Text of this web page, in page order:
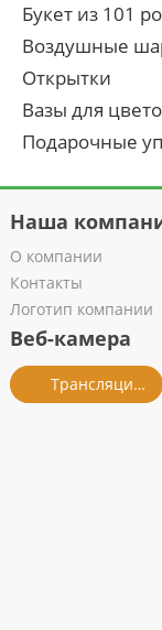
Букет из 101
Воздушные
Открытки
Вазы для
Подарочные
Наша
О компании
Контакты
Логотип компании
Веб-камера
Трансляция из салона